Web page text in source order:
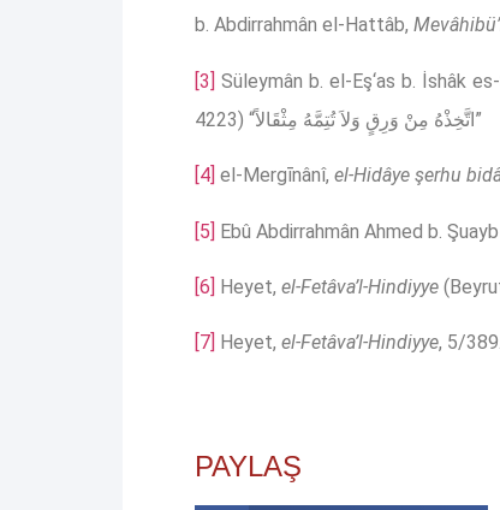
b. Abdirrahmân el-Hattâb,
[3] Süleymân b. el-Eş‘as b. İshâk
4223) “اتَّخِذْهُ مِنْ وَرِقٍ وَلاَ تُتِمَّهُ مِثْقَالاً”
[4] el-Mergīnânî, el-Hidâye şerhu
[5] Ebû Abdirrahmân Ahmed b.
[6] Heyet, el-Fetâva’l-Hindiyye
[7] Heyet, el-Fetâva’l-Hindiyye, 5/389.
PAYLAŞ